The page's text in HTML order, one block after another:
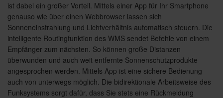
ist dabei ein großer Vorteil. Mittels einer App für Ihr Smartphone
genauso wie über einen Webbrowser lassen sich
Sonneneinstrahlung und Lichtverhältnis automatisch steuern. Die
intelligente Routingfunktion des WMS sendet Befehle von einem
Empfänger zum nächsten. So können große Distanzen
überwunden und auch weit entfernte Sonnenschutzprodukte
angesprochen werden. Mittels App ist eine sichere Bedienung
auch von unterwegs möglich. Die bidirektionale Arbeitsweise des
Funksystems sorgt dafür, dass Sie stets eine Rückmeldung